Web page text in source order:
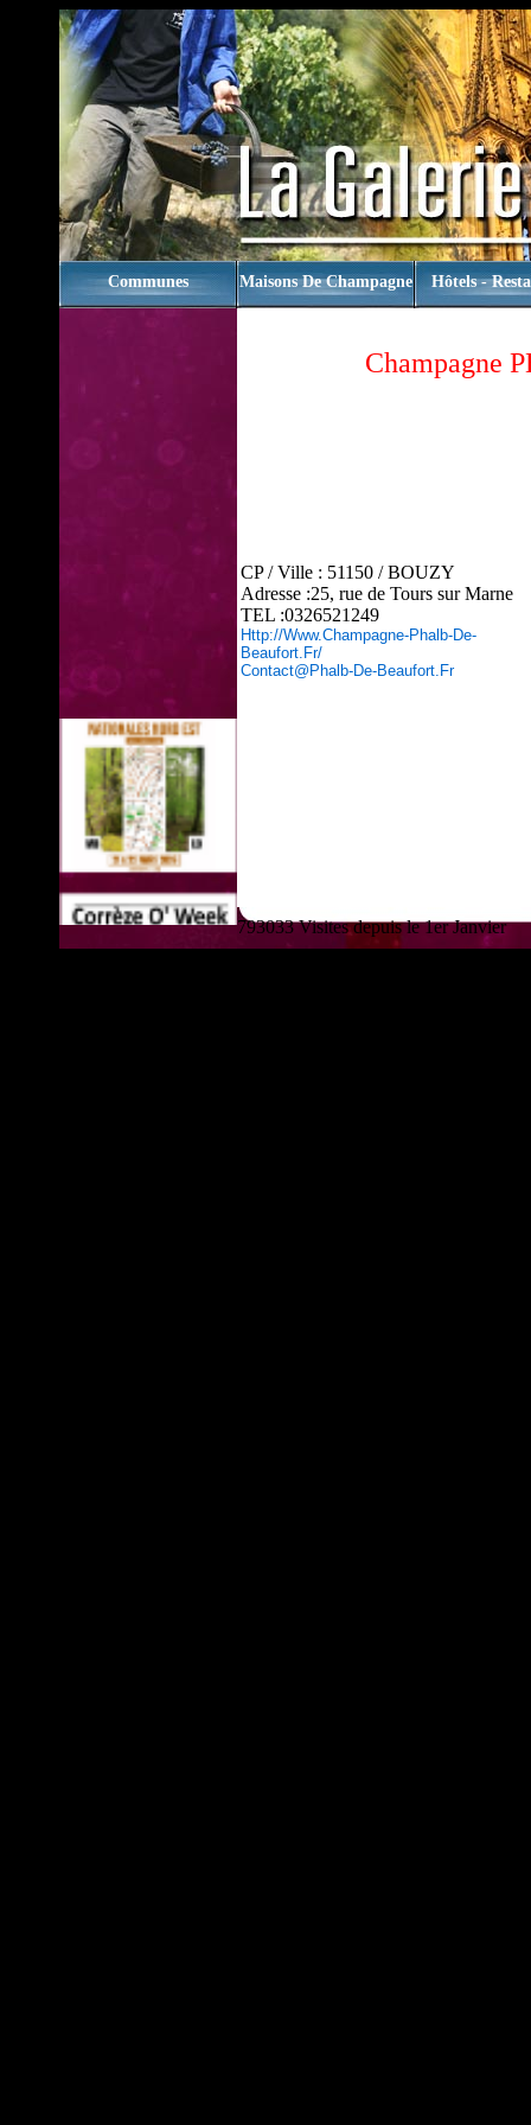
Communes Maisons De Champagne Hôtels -
Champagne
CP / Ville : 51150 / BOUZY
Adresse :25, rue de Tours sur Marne
TEL :0326521249
Http://www.champagne-Phalb-De-
Beaufort.fr/
Contact@phalb-De-Beaufort.fr
793033 Visites depuis le 1er Janvier